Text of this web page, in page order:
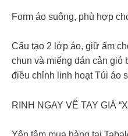
Form áo suông, phù hợp
Cấu tạo 2 lớp áo, giữ ấm
chun và miếng dán cản gió
điều chỉnh linh hoạt Túi áo
RINH NGAY VỀ TAY GIÁ